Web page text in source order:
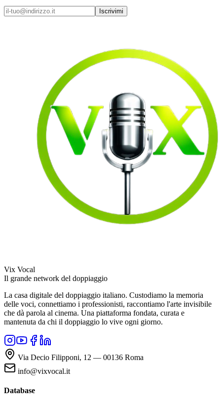
Iscrivimi
Vix Vocal
Il grande network del doppiaggio
La casa digitale del doppiaggio italiano. Custodiamo la memoria
delle voci, connettiamo i professionisti, raccontiamo l'arte invisibile
che dà parola al cinema. Una piattaforma fondata, curata e
mantenuta da chi il doppiaggio lo vive ogni giorno.
Via Decio Filipponi, 12 — 00136 Roma
info@vixvocal.it
Database